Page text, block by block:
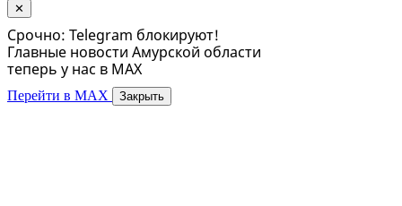
✕
Срочно: Telegram блокируют!
Главные новости Амурской области
теперь у нас в MAX
Перейти в MAX Закрыть